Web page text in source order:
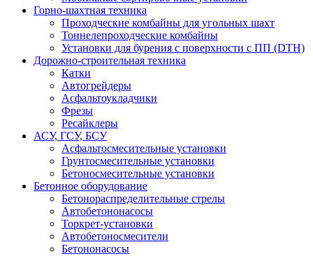
Горно-шахтная техника
Проходческие комбайны для угольных шахт
Тоннелепроходческие комбайны
Установки для бурения с поверхности с ПП (DTH)
Дорожно-строительная техника
Катки
Автогрейдеры
Асфальтоукладчики
Фрезы
Ресайклеры
АСУ, ГСУ, БСУ
Асфальтосмесительные установки
Грунтосмесительные установки
Бетоносмесительные установки
Бетонное оборудование
Бетонораспределительные стрелы
Автобетононасосы
Торкрет-установки
Автобетоносмесители
Бетононасосы